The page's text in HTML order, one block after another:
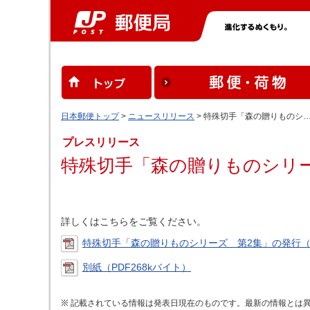
日本郵便トップ> ニュースリリース > 特殊切手「森の贈りものシ…
プレスリリース
特殊切手「森の贈りものシ
詳しくはこちらをご覧ください。
特殊切手「森の贈りものシリーズ 第2集」の発行（
別紙（PDF268kバイト）
記載されている情報は発表日現在のものです。最新の情報とは